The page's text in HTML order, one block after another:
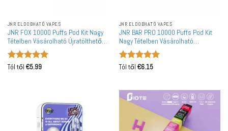
JNR ELDOBHATÓ VAPES
JNR FOX 10000 Puffs Pod Kit Nagy
Tételben Vásárolható Újratölthető
Újrafelhasználható Vape
Nagykereskedelem
Értékelés:
Tól től €5.99
JNR ELDOBHATÓ VAPES
JNR BAR PRO 10000 Puffs Pod Kit
Nagy Tételben Vásárolható
Újratölthető Feltölthető Vape
Nagykereskedelem
Értékelés:
Tól től €6.15